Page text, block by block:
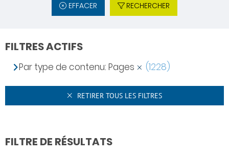
EFFACER RECHERCHER
FILTRES ACTIFS
Par type de contenu: Pages (1228)
RETIRER TOUS LES FILTRES
FILTRE DE RÉSULTATS